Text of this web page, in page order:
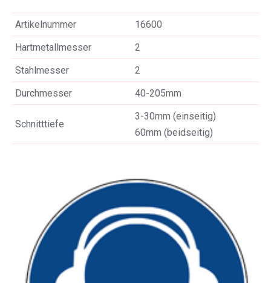
Artikelnummer
16600
Hartmetallmesser
2
Stahlmesser
2
Durchmesser
40-205mm
Schnitttiefe
3-30mm (einseitig)
60mm (beidseitig)